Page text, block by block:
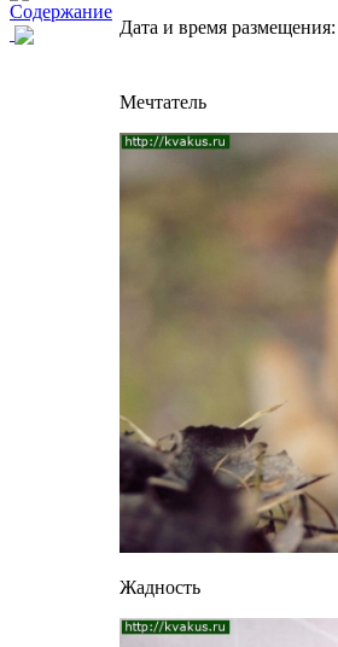
Содержание
Дата и время
Мечтатель
Жадность